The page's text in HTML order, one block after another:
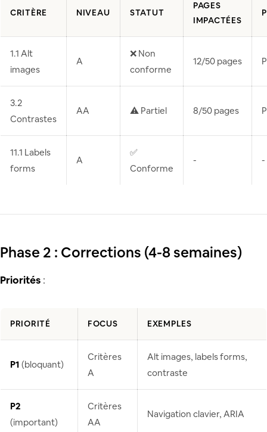
CRITÈRE NIVEAU STATUT
PAGES
IMPACTÉES
1.1 Alt
images
A
❌ Non
conforme
12/50 pages
3.2
Contrastes
AA ⚠️ Partiel 8/50 pages
11.1 Labels
forms
A
✅
Conforme
- -
Phase 2 : Corrections (4-8 semaines)
Priorités :
PRIORITÉ FOCUS EXEMPLES
P1 (bloquant)
Critères
A
Alt images, labels forms,
contraste
P2
(important)
Critères
AA
Navigation clavier, ARIA